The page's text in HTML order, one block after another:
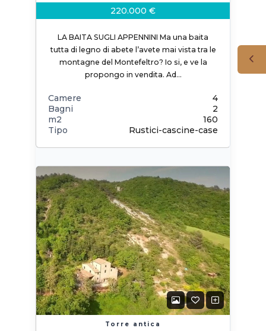
220.000 €
LA BAITA SUGLI APPENNINI Ma una baita
tutta di legno di abete l’avete mai vista tra le
montagne del Montefeltro? Io si, e ve la
propongo in vendita. Ad…
Camere
4
Bagni
2
m2
160
Tipo
Rustici-cascine-case
Torre antica